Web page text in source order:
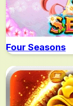
Four Seasons